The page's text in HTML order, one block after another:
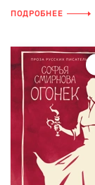
ПОДРОБНЕЕ